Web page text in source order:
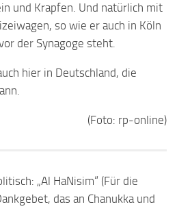
und Krapfen. Und natürlich mit
so wie er auch in Köln
der Synagoge steht.
hier in Deutschland, die
(Foto: rp-online)
„Al HaNisim“ (Für die
das an Chanukka und